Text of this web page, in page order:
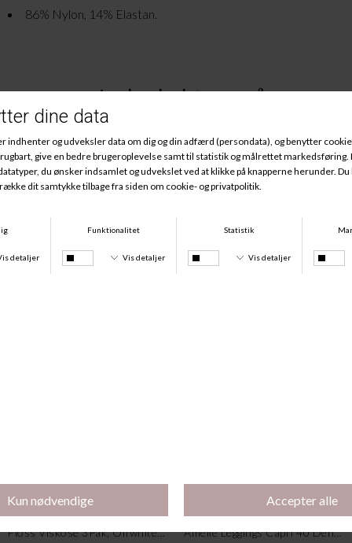
86% Nylon, 14% Elastan.
Andre købte også
Floss Viskose 3Pak, Offwhite/Sand/brun
Amelie Leggings Capri 40 Den, Forrest